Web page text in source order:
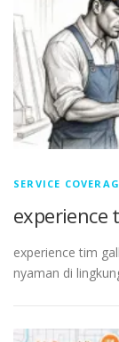
SERVICE
experience
experience tim
nyaman di